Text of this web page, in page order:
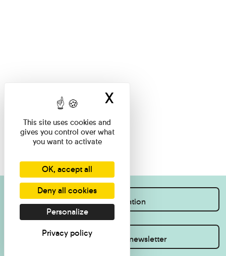
I want information
Inscrivez-vous à la newsletter
This site uses cookies and
gives you control over what
you want to activate
OK, accept all
Deny all cookies
Personalize
Privacy policy
X